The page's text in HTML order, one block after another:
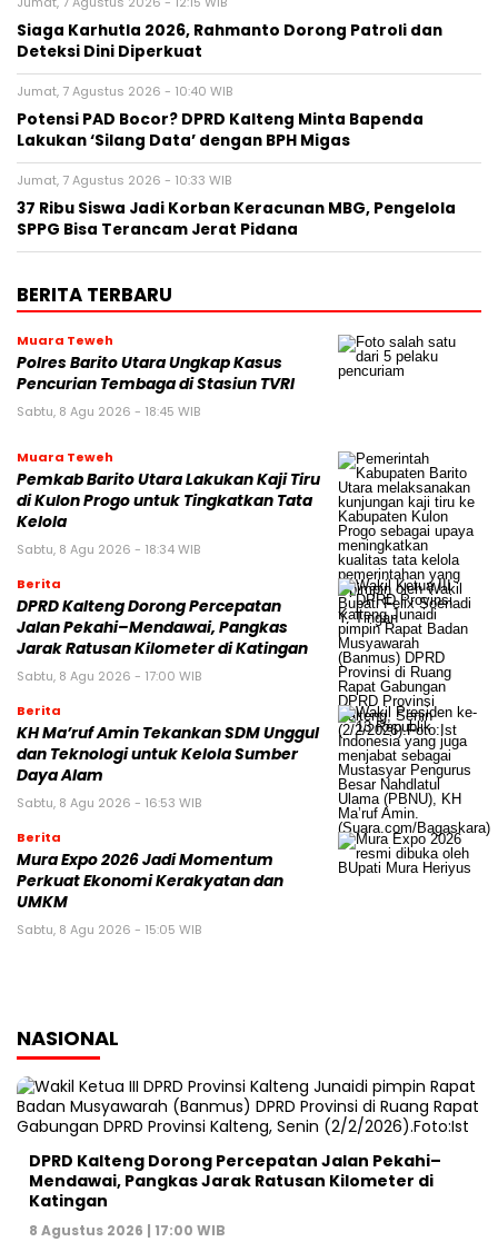
Siaga Karhutla 2026, Rahmanto Dorong Patroli dan
Deteksi Dini Diperkuat
Jumat, 7 Agustus 2026 - 10:40 WIB
Potensi PAD Bocor? DPRD Kalteng Minta Bapenda
Lakukan ‘Silang Data’ dengan BPH Migas
Jumat, 7 Agustus 2026 - 10:33 WIB
37 Ribu Siswa Jadi Korban Keracunan MBG, Pengelola
SPPG Bisa Terancam Jerat Pidana
BERITA TERBARU
Muara Teweh
Polres Barito Utara Ungkap Kasus
Pencurian Tembaga di Stasiun TVRI
Sabtu, 8 Agu 2026 - 18:45 WIB
Muara Teweh
Pemkab Barito Utara Lakukan Kaji Tiru
di Kulon Progo untuk Tingkatkan Tata
Kelola
Sabtu, 8 Agu 2026 - 18:34 WIB
Berita
DPRD Kalteng Dorong Percepatan
Jalan Pekahi–Mendawai, Pangkas
Jarak Ratusan Kilometer di Katingan
Sabtu, 8 Agu 2026 - 17:00 WIB
Berita
KH Ma’ruf Amin Tekankan SDM Unggul
dan Teknologi untuk Kelola Sumber
Daya Alam
Sabtu, 8 Agu 2026 - 16:53 WIB
Berita
Mura Expo 2026 Jadi Momentum
Perkuat Ekonomi Kerakyatan dan
UMKM
Sabtu, 8 Agu 2026 - 15:05 WIB
NASIONAL
DPRD Kalteng Dorong Percepatan Jalan Pekahi–
Mendawai, Pangkas Jarak Ratusan Kilometer di
Katingan
8 Agustus 2026 | 17:00 WIB